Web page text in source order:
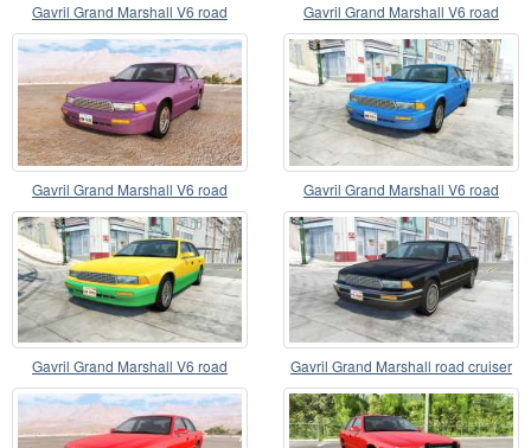
Gavril Grand Marshall V6 road
cruiser
Gavril Grand Marshall V6 road
cruiser v1.1
Gavril Grand Marshall V6 road
cruiser v1.2
Gavril Grand Marshall V6 road
cruiser v1.35
Gavril Grand Marshall V6 road
cruiser v1.3
Gavril Grand Marshall road cruiser
v1.1